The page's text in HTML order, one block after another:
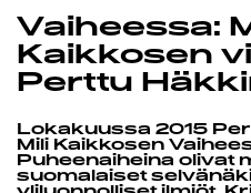
Vaiheessa:
Kaikkosen
Perttu
Lokakuussa 2015
Mili Kaikkosen
Puheenaiheina olivat
suomalaiset